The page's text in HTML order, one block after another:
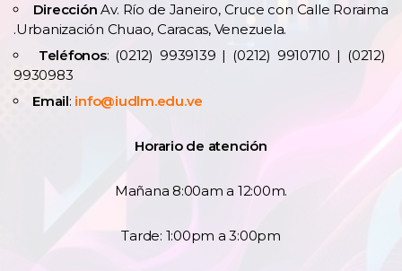
Dirección Av. Río de Janeiro, Cruce con Calle Roraima
.Urbanización Chuao, Caracas, Venezuela.
Teléfonos: (0212) 9939139 | (0212) 9910710 | (0212)
9930983
Email: info@iudlm.edu.ve
Horario de atención
Mañana 8:00am a 12:00m.
Tarde: 1:00pm a 3:00pm